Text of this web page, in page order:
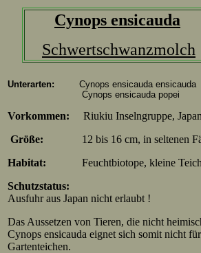
Cynops ensicauda
Schwertschwanzmolch
Unterarten:
Cynops ensicauda ensicauda
Cynops ensicauda popei
Vorkommen:
Riukiu Inselngruppe, Japan
Größe:
12 bis 16 cm, in seltenen
Habitat:
Feuchtbiotope, kleine
Schutzstatus:
Ausfuhr aus Japan nicht erlaubt !
Das Aussetzen von Tieren, die nicht
Cynops ensicauda eignet sich somit nicht
Gartenteichen.